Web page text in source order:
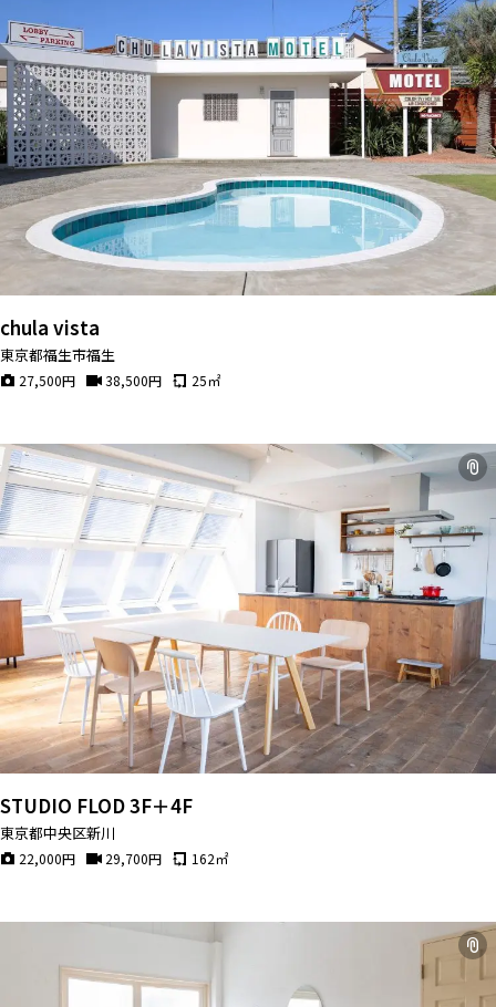
chula vista
東京都福生市福生
27,500円 38,500円 25㎡
STUDIO FLOD 3F＋4F
東京都中央区新川
22,000円 29,700円 162㎡